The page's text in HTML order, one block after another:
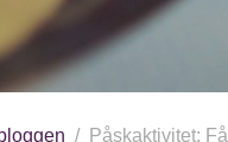
Påskaktivitet: